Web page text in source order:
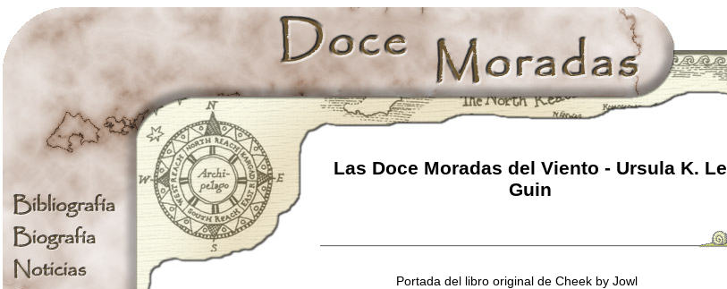
Las Doce Moradas del Viento - Ursula K. Le
Guin
Portada del libro original de Cheek by Jowl